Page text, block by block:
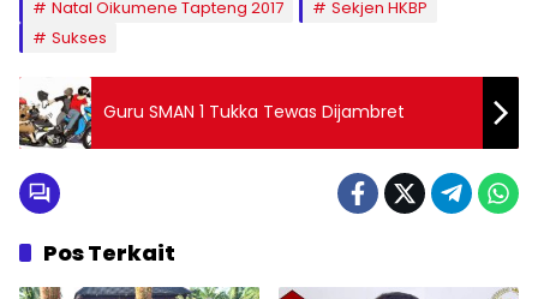
Natal Oikumene Tapteng 2017
Sekjen HKBP
Sukses
Guru SMAN 1 Tukka Tewas Dijambret
Pos Terkait